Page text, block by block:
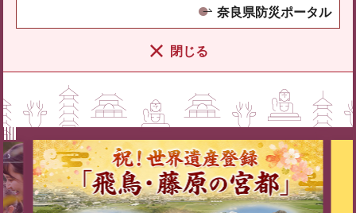
奈良県防災ポータル
閉じる